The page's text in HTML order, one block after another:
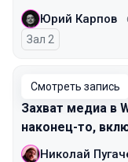
Юрий Карпов
Зал 2
Смотреть запись
Захват медиа в
наконец-то,
Николай